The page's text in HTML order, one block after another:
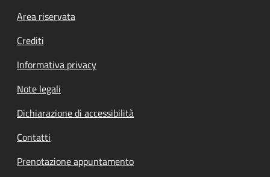
Footer menu
Area riservata
Crediti
Informativa privacy
Note legali
Dichiarazione di accessibilità
Contatti
Prenotazione appuntamento